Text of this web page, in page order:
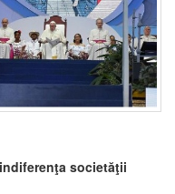
societăţii